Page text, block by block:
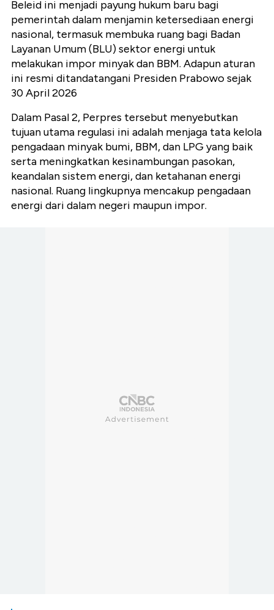
Beleid ini menjadi payung hukum baru bagi
pemerintah dalam menjamin ketersediaan energi
nasional, termasuk membuka ruang bagi Badan
Layanan Umum (BLU) sektor energi untuk
melakukan impor minyak dan BBM. Adapun aturan
ini resmi ditandatangani Presiden Prabowo sejak
30 April 2026
Dalam Pasal 2, Perpres tersebut menyebutkan
tujuan utama regulasi ini adalah menjaga tata kelola
pengadaan minyak bumi, BBM, dan LPG yang baik
serta meningkatkan kesinambungan pasokan,
keandalan sistem energi, dan ketahanan energi
nasional. Ruang lingkupnya mencakup pengadaan
energi dari dalam negeri maupun impor.